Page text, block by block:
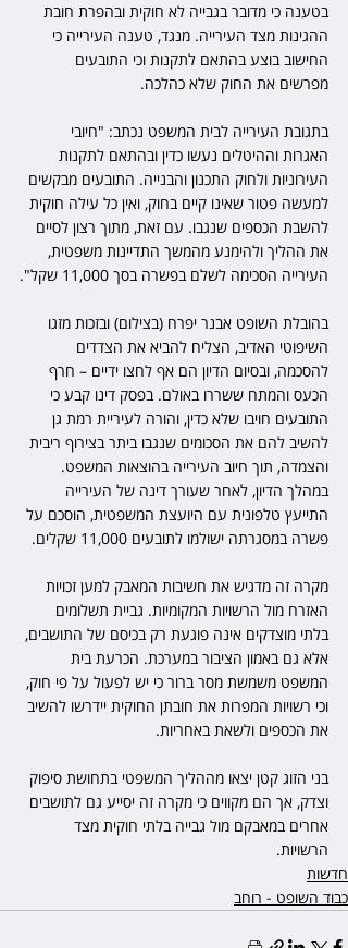
בטענה כי מדובר בגבייה לא חוקית ובהפרת חובת
ההגינות מצד העירייה. מנגד, טענה העירייה כי
החישוב בוצע בהתאם לתקנות וכי התובעים
מפרשים את החוק שלא כהלכה.
בתגובת העירייה לבית המשפט נכתב: "חיובי
האגרות וההיטלים נעשו כדין ובהתאם לתקנות
העירוניות ולחוק התכנון והבנייה. התובעים מבקשים
למעשה פטור שאינו קיים בחוק, ואין כל עילה חוקית
להשבת הכספים שנגבו. עם זאת, מתוך רצון לסיים
את ההליך ולהימנע מהמשך התדיינות משפטית,
העירייה הסכימה לשלם בפשרה בסך 11,000 שקל".
בהובלת השופט אבנר יפרח (בצילום) ובזכות מזגו
השיפוטי האדיב, הצליח להביא את הצדדים
להסכמה, ובסיום הדיון הם אף לחצו ידיים – חרף
הכעס והמתח ששררו באולם. בפסק דינו קבע כי
התובעים חויבו שלא כדין, והורה לעיריית רמת גן
להשיב להם את הסכומים שנגבו ביתר בצירוף ריבית
והצמדה, תוך חיוב העירייה בהוצאות המשפט.
במהלך הדיון, לאחר שעורך דינה של העירייה
התייעץ טלפונית עם היועצת המשפטית, הוסכם על
פשרה במסגרתה ישולמו לתובעים 11,000 שקלים.
מקרה זה מדגיש את חשיבות המאבק למען זכויות
האזרח מול הרשויות המקומיות. גביית תשלומים
בלתי מוצדקים אינה פוגעת רק בכיסם של התושבים,
אלא גם באמון הציבור במערכת. הכרעת בית
המשפט משמשת מסר ברור כי יש לפעול על פי חוק,
וכי רשויות המפרות את חובתן החוקית יידרשו להשיב
את הכספים ולשאת באחריות.
בני הזוג קטן יצאו מההליך המשפטי בתחושת סיפוק
וצדק, אך הם מקווים כי מקרה זה יסייע גם לתושבים
אחרים במאבקם מול גבייה בלתי חוקית מצד
הרשויות.
חדשות
כבוד השופט - רוחב